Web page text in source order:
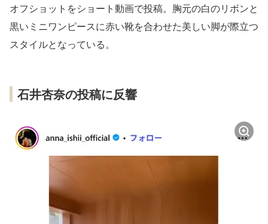
オフショットをショート動画で投稿。胸元の白のリボンと
黒いミニワンピースに赤い靴を合わせた美しい脚が際立つ
スタイルとなっている。
石井杏奈の投稿に反響